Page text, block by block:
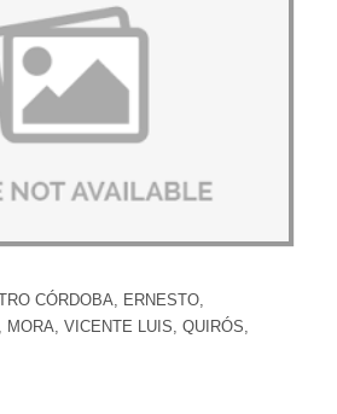
CÓRDOBA, ERNESTO,
MORA, VICENTE LUIS, QUIRÓS,